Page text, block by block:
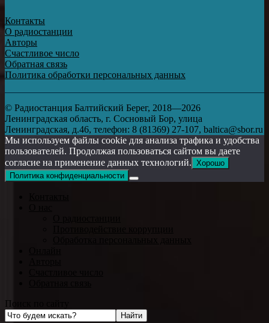
Контакты
О радиостанции
Авторы
Счастливое число
Обратная связь
Политика обработки персональных данных
© Радиостанция Балтийский Берег, 2018—2026
Ленинградская область, г. Сосновый Бор, улица
Ленинградская, д.46, телефон: 8 (81369) 27-107, baltica@sbor.ru
Мы используем файлы cookie для анализа трафика и удобства
пользователей. Продолжая пользоваться сайтом вы даете
согласие на применение данных технологий. Хорошо
Политика конфиденциальности
Поиск по сайту